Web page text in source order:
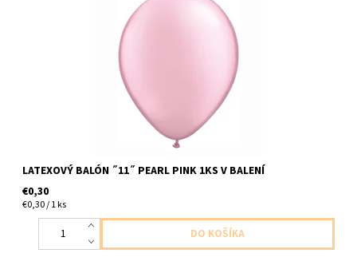
latexivy balon perletova ruzova 1ks v baleni velkost 28cm
dodavame nenafukany
LATEXOVÝ BALÓN ˝11˝ PEARL PINK 1KS V BALENÍ
€0,30
€0,30 / 1 ks